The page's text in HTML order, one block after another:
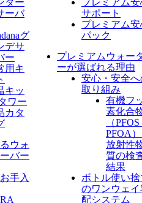
ーバ
グ
デサ
ー
用キ
キッ
ワー
カタ
ウォ
バー
手入
サポート
プレミアム安
パック
プレミアムウォー
ーが選ばれる理由
安心・安全へ
取り組み
有機フ
素化合
（
PFOA
放射性
質の検
結果
ボトル使い捨
のワンウェイ
配システム